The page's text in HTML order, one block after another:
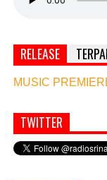
RELEASE
MUSIC
Simbol
di Afghanistan
TWITTER